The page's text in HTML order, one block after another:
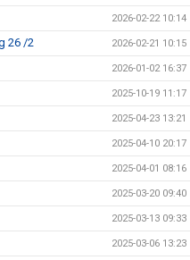
2026-02-22 10:14
26 /2 2026-02-21 10:15
2026-01-02 16:37
2025-10-19 11:17
2025-04-23 13:21
2025-04-10 20:17
2025-04-01 08:16
2025-03-20 09:40
2025-03-13 09:33
2025-03-06 13:23